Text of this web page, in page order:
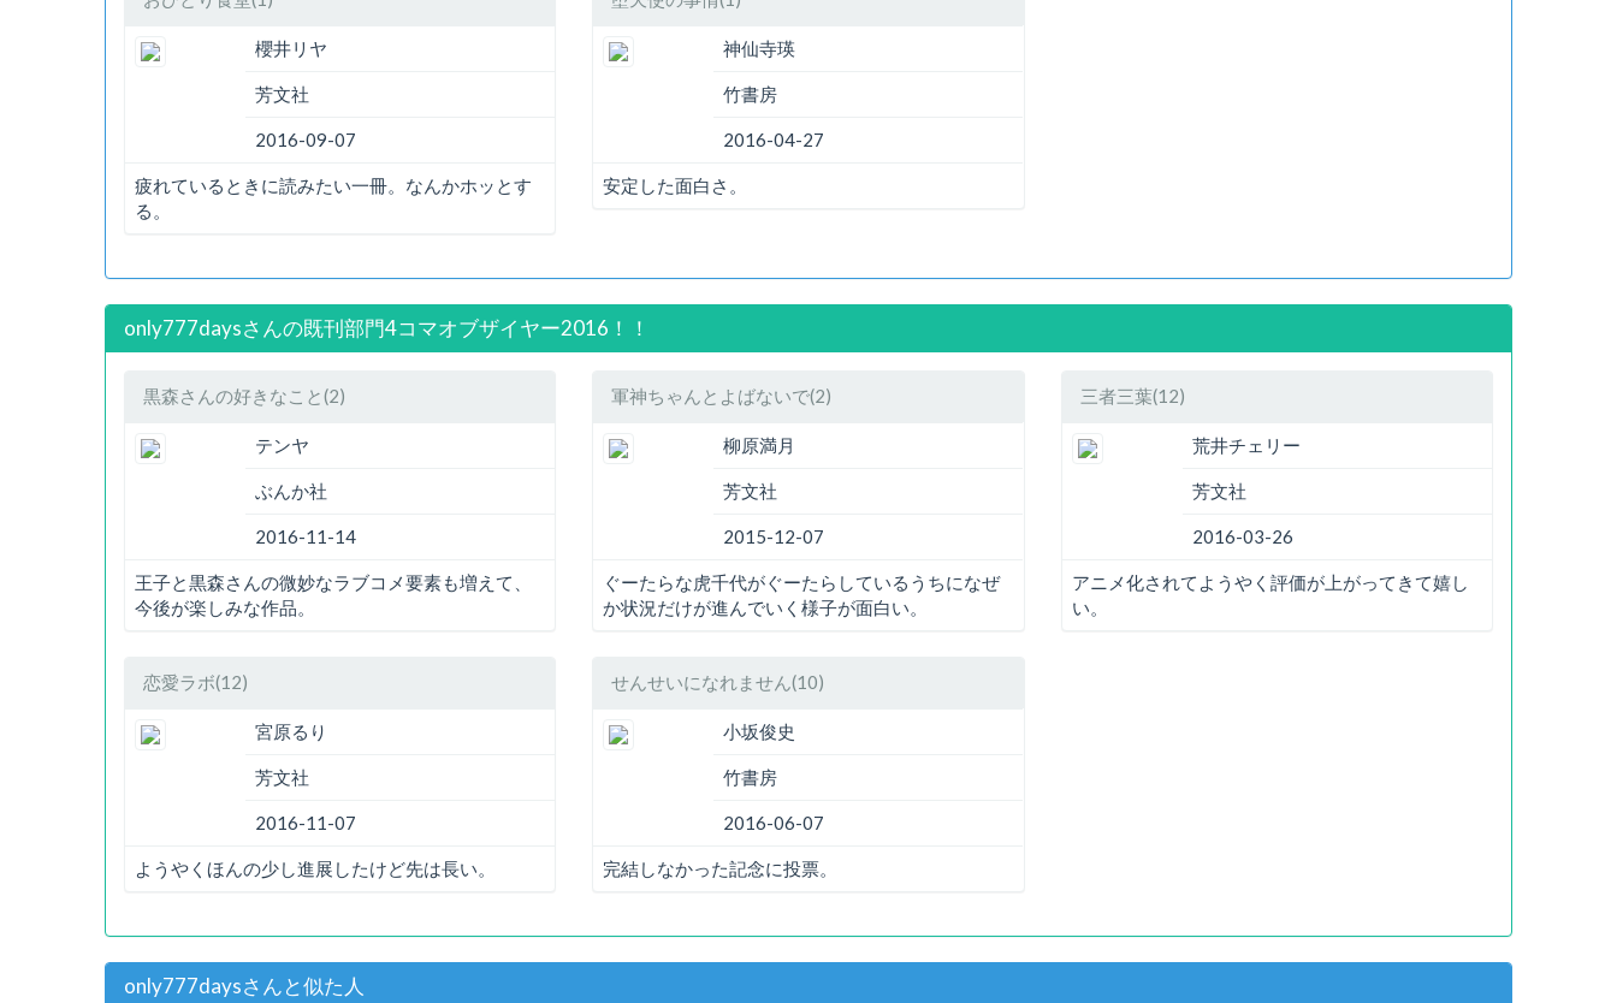
櫻井リヤ
芳文社
2016-09-07
疲れているときに読みたい一冊。なんかホッとす
る。
神仙寺瑛
竹書房
2016-04-27
安定した面白さ。
only777daysさんの既刊部門4コマオブザイヤー2016！！
黒森さんの好きなこと(2)
テンヤ
ぶんか社
2016-11-14
王子と黒森さんの微妙なラブコメ要素も増えて、
今後が楽しみな作品。
軍神ちゃんとよばないで(2)
柳原満月
芳文社
2015-12-07
ぐーたらな虎千代がぐーたらしているうちになぜ
か状況だけが進んでいく様子が面白い。
三者三葉(12)
荒井チェリー
芳文社
2016-03-26
アニメ化されてようやく評価が上がってきて嬉し
い。
恋愛ラボ(12)
宮原るり
芳文社
2016-11-07
ようやくほんの少し進展したけど先は長い。
せんせいになれません(10)
小坂俊史
竹書房
2016-06-07
完結しなかった記念に投票。
only777daysさんと似た人